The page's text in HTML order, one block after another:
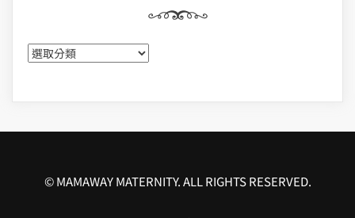
所
有
章
© MAMAWAY MATERNITY. ALL RIGHTS RESERVED.